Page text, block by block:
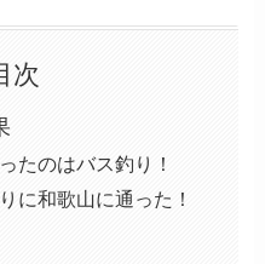
次
たのはバス釣り！
に和歌山に通った！